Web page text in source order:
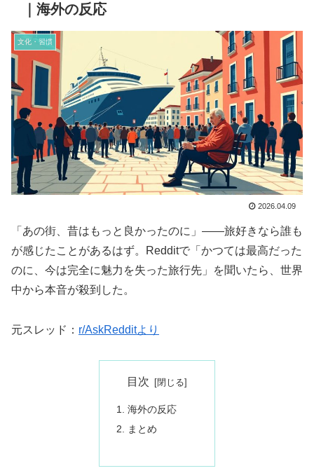
｜海外の反応
文化・習慣
2026.04.09
「あの街、昔はもっと良かったのに」――旅好きなら誰も
が感じたことがあるはず。Redditで「かつては最高だった
のに、今は完全に魅力を失った旅行先」を聞いたら、世界
中から本音が殺到した。
元スレッド： r/AskRedditより
目次
海外の反応
まとめ